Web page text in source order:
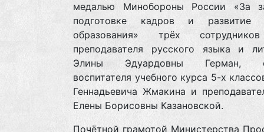
медалью Минобороны России «За
подготовке кадров и развитие
образования» трёх
преподавателя русского языка и
Элины Эдуардовны Герман,
воспитателя учебного курса 5-х
Геннадьевича Жмакина и
Елены Борисовны Казановской.
Почётной грамотой Министерства